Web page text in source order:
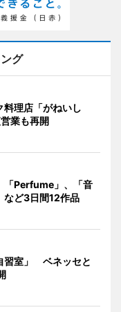
グ
料理店「がねいし
業も再開
Perfume」、「音
など3日間12作品
習室」 ベネッセと